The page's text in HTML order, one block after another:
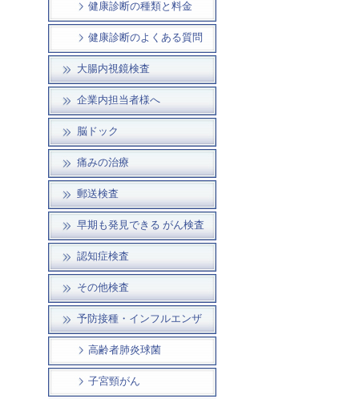
健康診断の種類と料金
健康診断のよくある質問
大腸内視鏡検査
企業内担当者様へ
脳ドック
痛みの治療
郵送検査
早期も発見できる がん検査
認知症検査
その他検査
予防接種・インフルエンザ
高齢者肺炎球菌
子宮頸がん